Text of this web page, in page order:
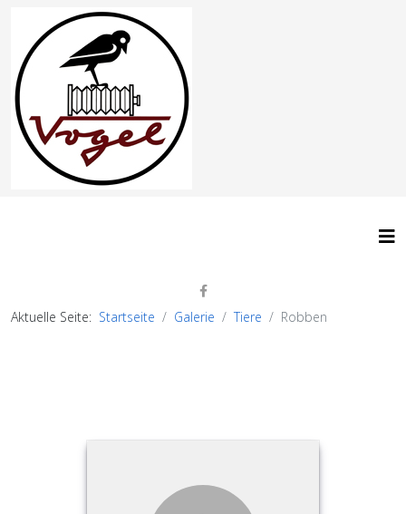
Aktuelle Seite: Startseite Galerie Tiere Robben